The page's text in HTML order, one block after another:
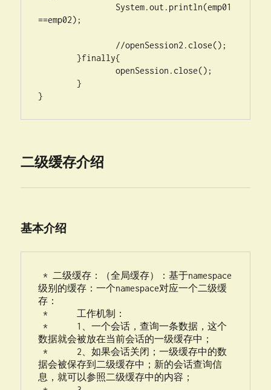
==emp02);
	}finally{
		openSession.close();
	}
}
二级缓存介绍
基本介绍
* 二级缓存：（全局缓存）：基于namespace
级别的缓存：一个namespace对应一个二级缓
存：
* 	工作机制：
* 	1、一个会话，查询一条数据，这个
数据就会被放在当前会话的一级缓存中；
* 	2、如果会话关闭；一级缓存中的数
据会被保存到二级缓存中；新的会话查询信
息，就可以参照二级缓存中的内容；